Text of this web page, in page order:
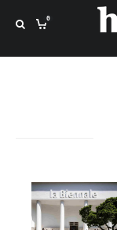
0